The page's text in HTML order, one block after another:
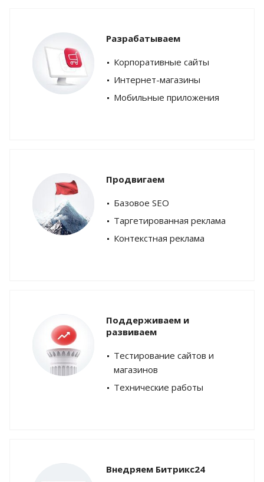
Разрабатываем
Корпоративные сайты
Интернет-магазины
Мобильные приложения
Продвигаем
Базовое SEO
Таргетированная реклама
Контекстная реклама
Поддерживаем и
развиваем
Тестирование сайтов и
магазинов
Технические работы
Внедряем Битрикс24